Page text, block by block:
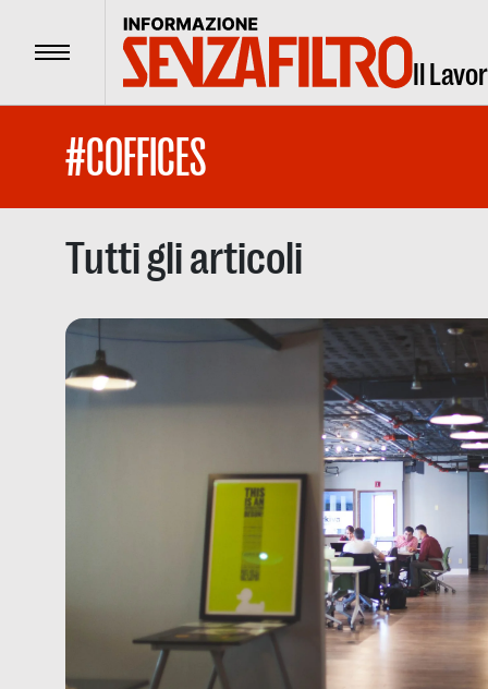
Menu Il
#COFFICES
Tutti gli articoli